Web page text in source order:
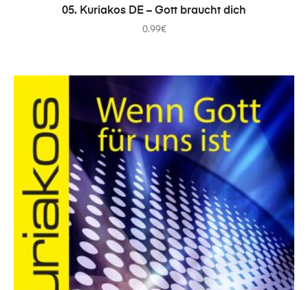
ADICIONAR
05. Kuriakos DE – Gott braucht dich
0.99€